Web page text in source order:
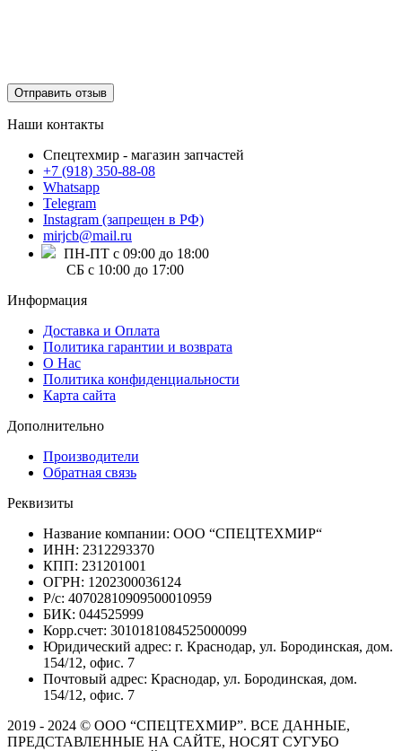
Отправить отзыв
Наши контакты
Спецтехмир - магазин запчастей
+7 (918) 350-88-08
Whatsapp
Telegram
Instagram (запрещен в РФ)
mirjcb@mail.ru
ПН-ПТ с 09:00 до 18:00
СБ с 10:00 до 17:00
Информация
Доставка и Оплата
Политика гарантии и возврата
О Нас
Политика конфиденциальности
Карта сайта
Дополнительно
Производители
Обратная связь
Реквизиты
Название компании: ООО “СПЕЦТЕХМИР“
ИНН: 2312293370
КПП: 231201001
ОГРН: 1202300036124
Р/с: 40702810909500010959
БИК: 044525999
Корр.счет: 3010181084525000099
Юридический адрес: г. Краснодар, ул. Бородинская, дом.
154/12, офис. 7
Почтовый адрес: Краснодар, ул. Бородинская, дом.
154/12, офис. 7
2019 - 2024 © ООО “СПЕЦТЕХМИР”. ВСЕ ДАННЫЕ,
ПРЕДСТАВЛЕННЫЕ НА САЙТЕ, НОСЯТ СУГУБО